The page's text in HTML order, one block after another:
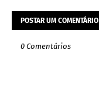
POSTAR UM COMENTÁRIO
0 Comentários